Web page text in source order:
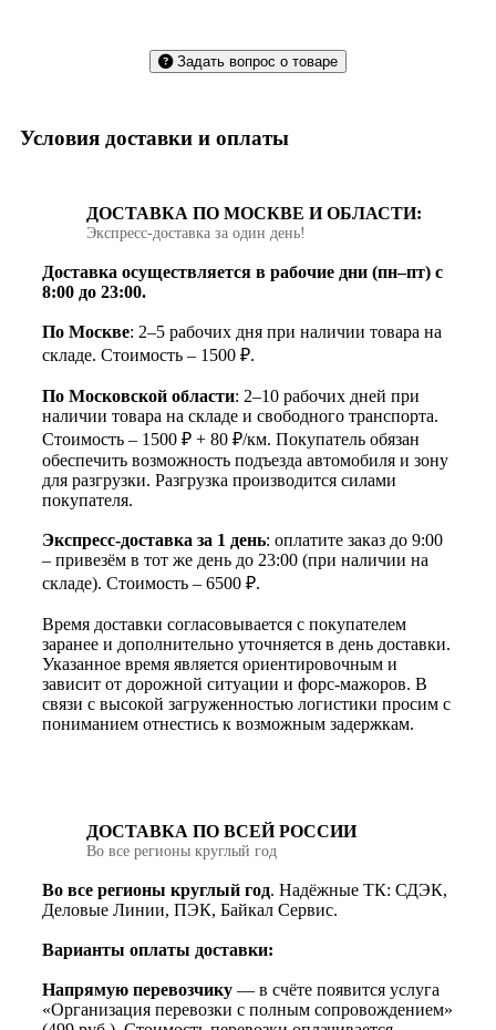
Задать вопрос о товаре
Условия доставки и оплаты
ДОСТАВКА ПО МОСКВЕ И ОБЛАСТИ:
Экспресс‑доставка за один день!
Доставка осуществляется в рабочие дни (пн–пт) с
8:00 до 23:00.
По Москве: 2–5 рабочих дня при наличии товара на
складе. Стоимость – 1500 ₽.
По Московской области: 2–10 рабочих дней при
наличии товара на складе и свободного транспорта.
Стоимость – 1500 ₽ + 80 ₽/км. Покупатель обязан
обеспечить возможность подъезда автомобиля и зону
для разгрузки. Разгрузка производится силами
покупателя.
Экспресс-доставка за 1 день: оплатите заказ до 9:00
– привезём в тот же день до 23:00 (при наличии на
складе). Стоимость – 6500 ₽.
Время доставки согласовывается с покупателем
заранее и дополнительно уточняется в день доставки.
Указанное время является ориентировочным и
зависит от дорожной ситуации и форс-мажоров. В
связи с высокой загруженностью логистики просим с
пониманием отнестись к возможным задержкам.
ДОСТАВКА ПО ВСЕЙ РОССИИ
Во все регионы круглый год
Во все регионы круглый год. Надёжные ТК: СДЭК,
Деловые Линии, ПЭК, Байкал Сервис.
Варианты оплаты доставки:
Напрямую перевозчику — в счёте появится услуга
«Организация перевозки с полным сопровождением»